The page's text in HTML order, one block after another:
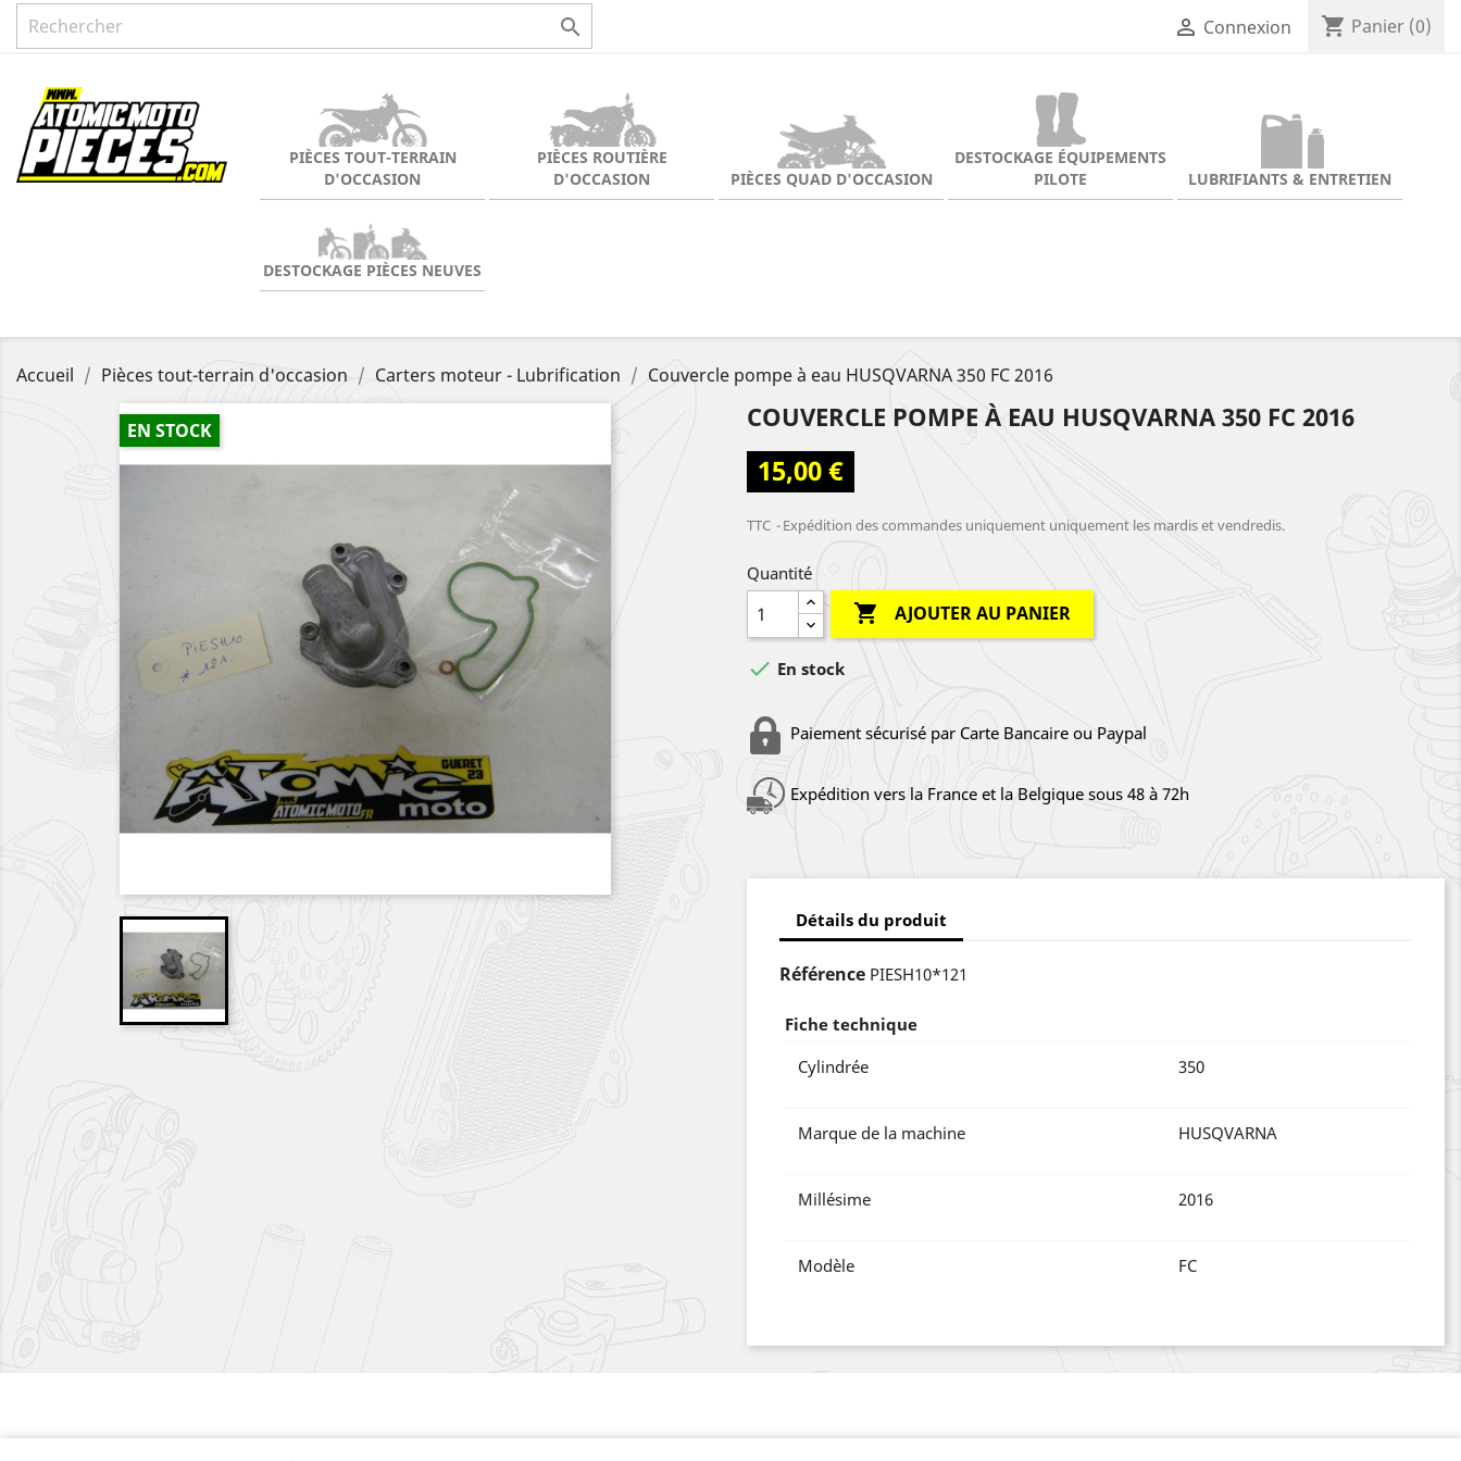
  Connexion shopping_cart Panier (0)
PIÈCES TOUT-TERRAIN
D'OCCASION
PIÈCES ROUTIÈRE
D'OCCASION
PIÈCES QUAD D'OCCASION
DESTOCKAGE ÉQUIPEMENTS
PILOTE
LUBRIFIANTS & ENTRETIEN
DESTOCKAGE PIÈCES NEUVES
Accueil Pièces tout-terrain d'occasion Carters moteur - Lubrification Couvercle pompe à eau HUSQVARNA 350 FC 2016
EN STOCK COUVERCLE POMPE À EAU HUSQVARNA 350 FC 2016
15,00 €
TTC Expédition des commandes uniquement uniquement les mardis et vendredis.
Quantité
 AJOUTER AU PANIER
 En stock
Paiement sécurisé par Carte Bancaire ou Paypal
Expédition vers la France et la Belgique sous 48 à 72h
Détails du produit
Référence PIESH10*121
Fiche technique
Cylindrée
350
Marque de la machine HUSQVARNA
Millésime 2016
Modèle FC